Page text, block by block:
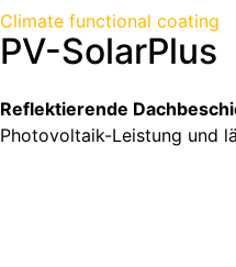
Climate functional coating
PV-SolarPlus
Reflektierende
Photovoltaik-Leistung und